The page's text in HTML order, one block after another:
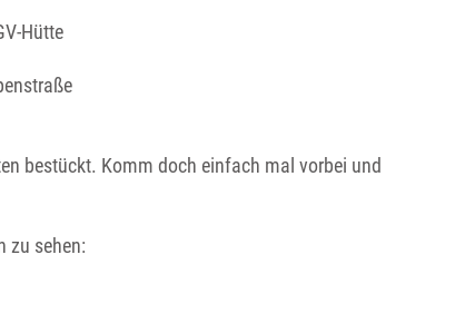
Hütte
bestückt. Komm doch einfach mal vorbei und
zu sehen: